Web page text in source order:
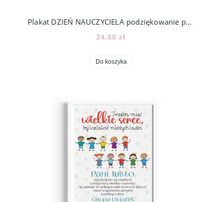
Plakat DZIEŃ NAUCZYCIELA podziękowanie prezent zakończenie roku szkolnego [z2]
24,00 zł
Do koszyka